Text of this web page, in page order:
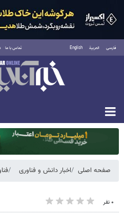
فارسی العربية English تماس با ما
یکشنبه ۱۸ مرداد ۱۴۰۵
صفحه اصلی اخبار دانش و فناوری
۰ نفر